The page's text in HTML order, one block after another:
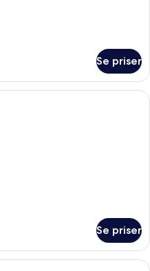
Se priser
Sengetøy av topp kvalitet,
Se priser
Sengetøy av topp kvalitet,